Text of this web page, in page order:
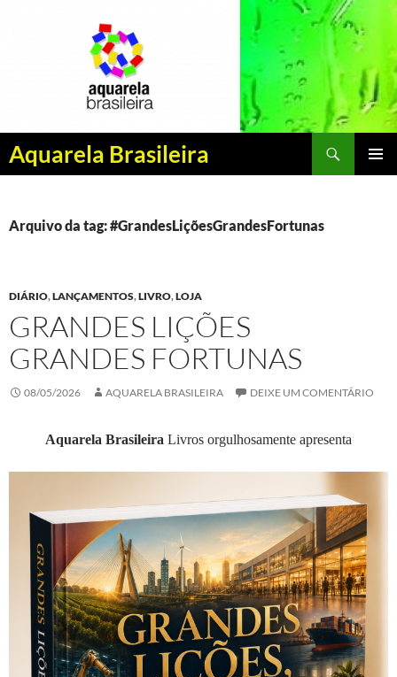
Aquarela Brasileira
Pesquisar
PULAR
CONTEÚDO
Arquivo da tag: #GrandesLiçõesGrandesFortunas
DIÁRIO,LANÇAMENTOS,LIVRO,LOJA
GRANDES LIÇÕES
GRANDES FORTUNAS
08/05/2026 AQUARELA BRASILEIRA DEIXE UM COMENTÁRIO
Aquarela Brasileira Livros orgulhosamente apresenta